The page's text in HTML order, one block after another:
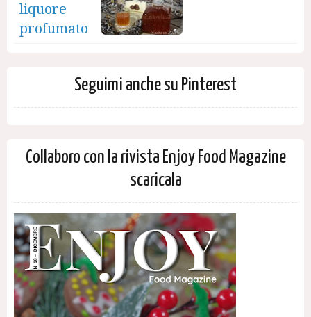
liquore
profumato
Seguimi anche su Pinterest
Collaboro con la rivista Enjoy Food Magazine
scaricala